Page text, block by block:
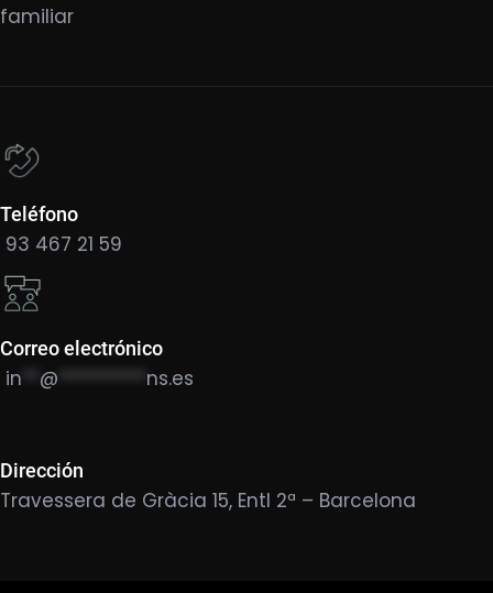
familiar
Teléfono
93 467 21 59
Correo electrónico
in @ ********** ns.es
Dirección
Travessera de Gràcia 15, Entl 2ª – Barcelona